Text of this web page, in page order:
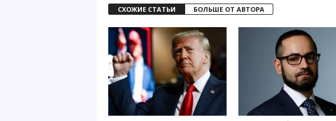
СХОЖИЕ СТАТЬИ БОЛЬШЕ ОТ АВТОРА